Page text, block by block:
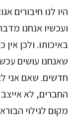
היו לנו חיבורים
ועכשיו אנחנו
באיכותו. ולכן
שאנחנו עושים
חדשים. שאם אני
החברים, לא
מקום לגילוי